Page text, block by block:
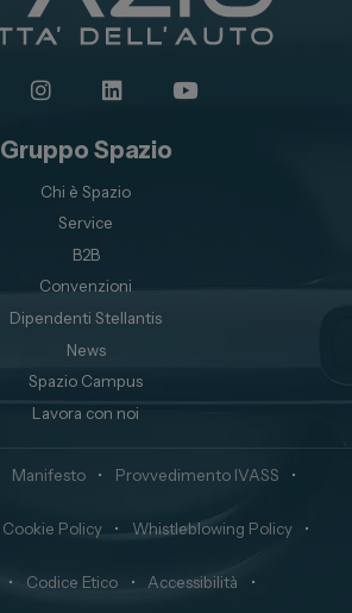
Gruppo Spazio
Chi è Spazio
Service
B2B
Convenzioni
Dipendenti Stellantis
News
Spazio Campus
Lavora con noi
Manifesto • Provvedimento IVASS •
Cookie Policy • Whistleblowing Policy •
• Codice Etico • Accessibilità •